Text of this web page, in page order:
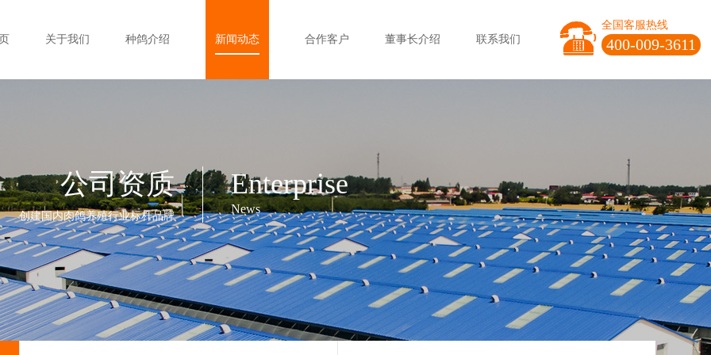
全国客服热线
400-009-3611
关于我们 种鸽介绍 新闻动态 合作客户 董事长介绍 联系我们
公司资质
创建国内肉鸽养殖行业标杆品牌
Enterprise
News